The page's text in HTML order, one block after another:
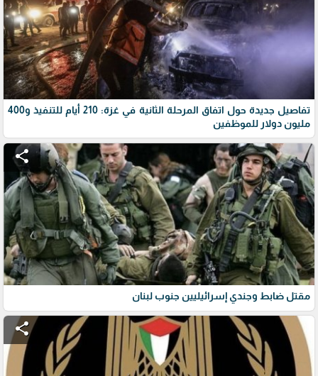
تفاصيل جديدة حول اتفاق المرحلة الثانية في غزة: 210 أيام للتنفيذ و400
مليون دولار للموظفين
share
مقتل ضابط وجندي إسرائيليين جنوب لبنان
share